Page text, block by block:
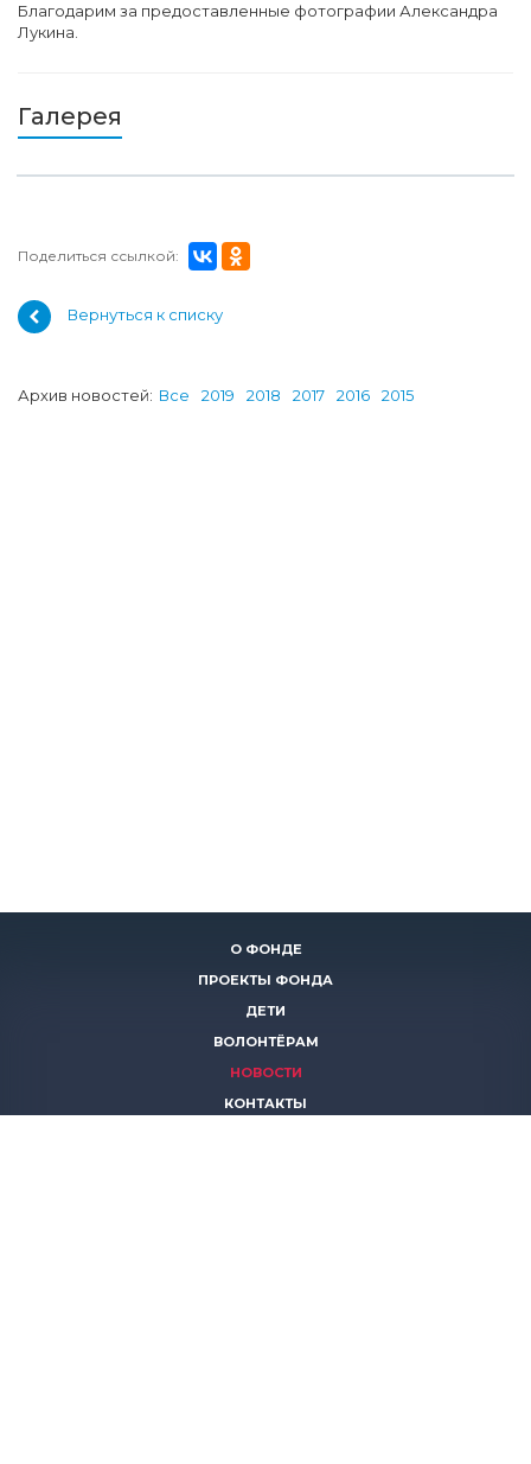
Благодарим за предоставленные фотографии Александра
Лукина.
Галерея
Поделиться ссылкой:
Вернуться к списку
Архив новостей: Все 2019 2018 2017 2016 2015
О ФОНДЕ
ПРОЕКТЫ ФОНДА
ДЕТИ
ВОЛОНТЁРАМ
НОВОСТИ
КОНТАКТЫ